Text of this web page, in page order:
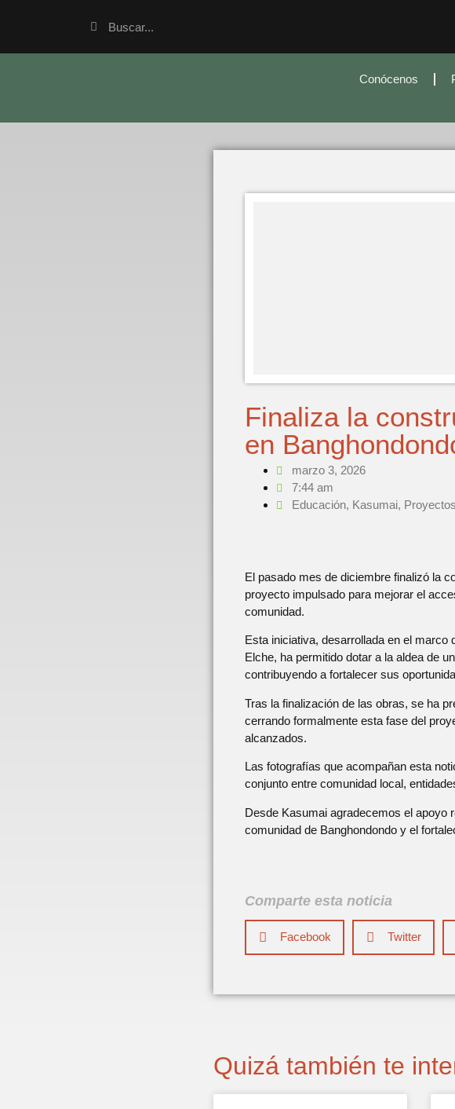
Conócenos
Finaliza la
en
marzo 3, 2026
7:44 am
Educación, Kasumai, Proyectos
El pasado mes de diciembre finalizó la
proyecto impulsado para mejorar el
comunidad.
Esta iniciativa, desarrollada en el marco
Elche, ha permitido dotar a la aldea de
contribuyendo a fortalecer sus
Tras la finalización de las obras, se ha
cerrando formalmente esta fase del
alcanzados.
Las fotografías que acompañan esta
conjunto entre comunidad local,
Desde Kasumai agradecemos el apoyo
comunidad de Banghondondo y el
Comparte esta noticia
Facebook Twitter
Quizá también te